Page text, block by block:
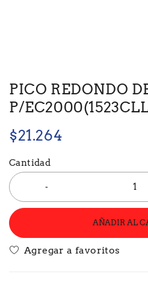
PICO REDONDO
P/
$21.264
Cantidad
AÑADIR AL